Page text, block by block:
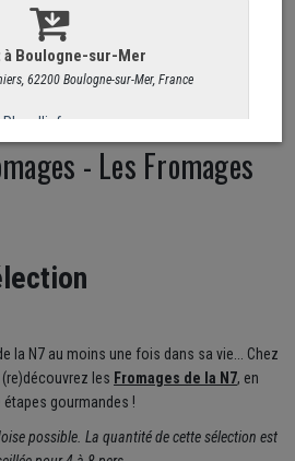
- Les Fromages
la N7 au moins une fois dans sa vie... Chez
(re)découvrez les Fromages de la N7, en
étapes gourmandes !
possible. La quantité de cette sélection est